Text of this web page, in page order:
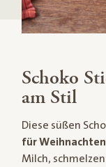
Schoko
am Stil
Diese süßen
für Weihnachten
Milch,